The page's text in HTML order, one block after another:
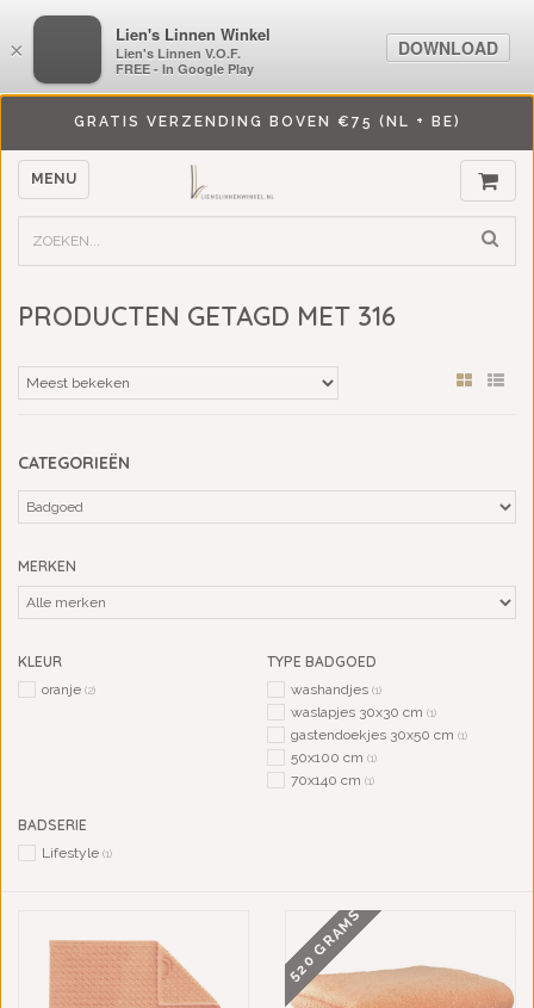
GRATIS VERZENDING BOVEN €75 (NL + BE)
MENU
PRODUCTEN GETAGD MET 316
CATEGORIEËN
MERKEN
KLEUR
oranje (2)
TYPE BADGOED
washandjes (1)
waslapjes 30x30 cm (1)
gastendoekjes 30x50 cm (1)
50x100 cm (1)
70x140 cm (1)
BADSERIE
Lifestyle (1)
520 GRAMS
×
LiensLinnenwinkel.nl
Lien's Linnen V.O.F.
FREE - In Google Play
DOWNLOAD
×
Lien's Linnen Winkel
Lien's Linnen V.O.F.
FREE - In Google Play
DOWNLOAD